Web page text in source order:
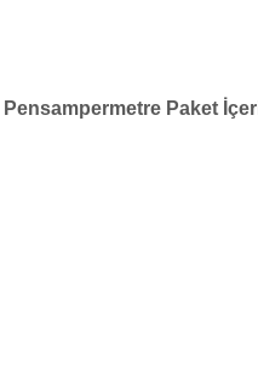
Pensampermetre Paket